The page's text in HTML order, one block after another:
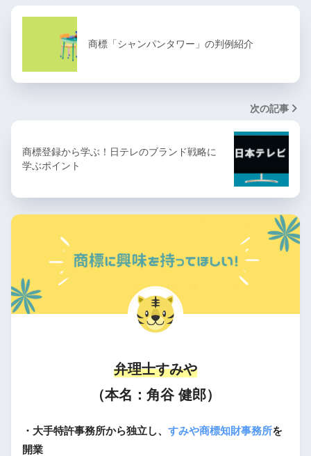
商標「シャンパンタワー」の判例紹介
次の記事
商標登録から学ぶ！日テレのブランド戦略に
学ぶポイント
弁理士すみや
（本名：角谷 健郎）
・大手特許事務所から独立し、 すみや商標知財事務所を
開業